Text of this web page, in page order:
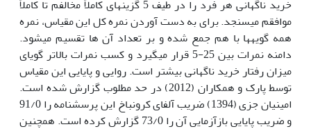
خرید ناگهانی هر فرد را در طیف 5 گزینه­ای کاملاً مخالفم تا کاملاً
موافقم می­سنجد. برای به دست آوردن نمره کل این مقیاس، نمره
همه گویه­ها با هم جمع شده و بر تعداد آن ها تقسیم می­شود.
دامنه نمرات بین 25-5 قرار می­گیرد و کسب نمرات بالاتر گویای
میزان رفتار خرید ناگهانی بیشتر است. روایی و پایایی این مقیاس
توسط پارک و همکاران (2012) در حد مطلوب گزارش شده است.
امینیان جزی (1394) ضریب آلفای کرونباخ این پرسشنامه را 91/0
و ضریب پایایی بازآزمایی آن را 73/0 گزارش کرده است. همچنین